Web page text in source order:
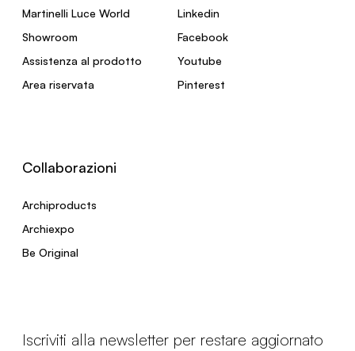
Martinelli Luce World
Showroom
Assistenza al prodotto
Area riservata
Linkedin
Facebook
Youtube
Pinterest
Collaborazioni
Archiproducts
Archiexpo
Be Original
Iscriviti alla newsletter per restare aggiornato